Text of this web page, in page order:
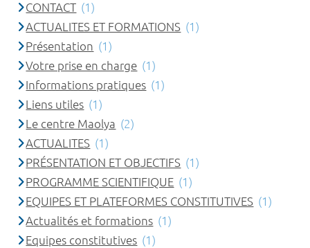
CONTACT (1)
ACTUALITES ET FORMATIONS (1)
Présentation (1)
Votre prise en charge (1)
Informations pratiques (1)
Liens utiles (1)
Le centre Maolya (2)
ACTUALITES (1)
PRÉSENTATION ET OBJECTIFS (1)
PROGRAMME SCIENTIFIQUE (1)
EQUIPES ET PLATEFORMES CONSTITUTIVES (1)
Actualités et formations (1)
Equipes constitutives (1)